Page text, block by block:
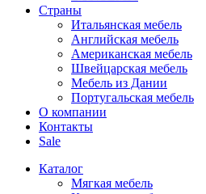
Страны
Итальянская мебель
Английская мебель
Американская мебель
Швейцарская мебель
Мебель из Дании
Португальская мебель
О компании
Контакты
Sale
Каталог
Мягкая мебель